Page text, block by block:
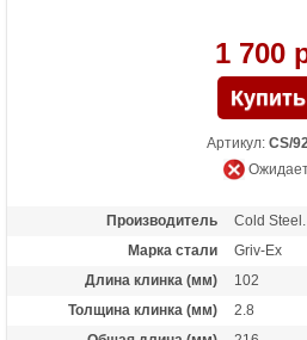
1 700
Артикул: CS/
Производитель
Cold
Марка стали
Griv-Ex
Длина клинка (мм)
102
Толщина клинка (мм)
2.8